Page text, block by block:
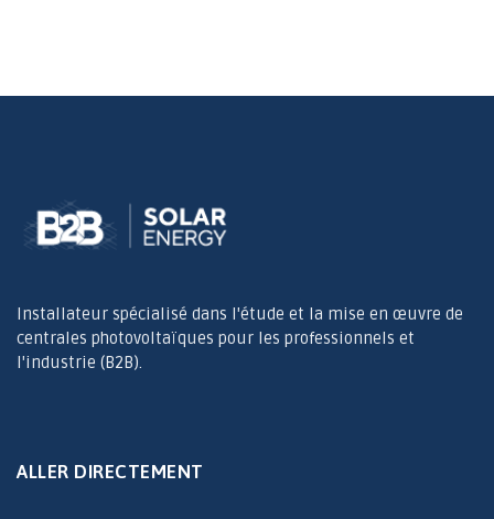
Installateur spécialisé dans l'étude et la mise en œuvre de
centrales photovoltaïques pour les professionnels et
l'industrie (B2B).
ALLER DIRECTEMENT